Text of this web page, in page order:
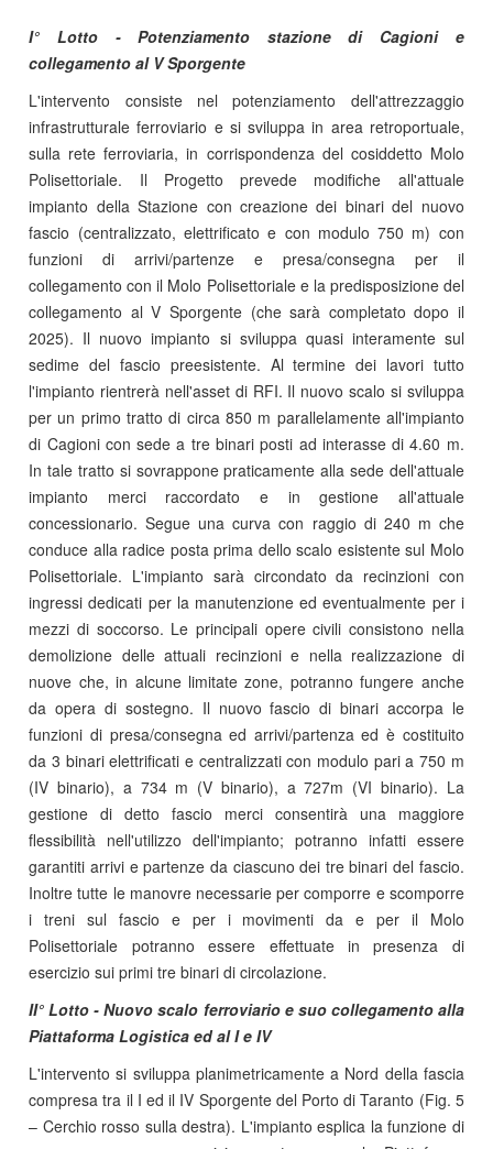
I° Lotto - Potenziamento stazione di Cagioni e
collegamento al V Sporgente
L'intervento consiste nel potenziamento dell'attrezzaggio
infrastrutturale ferroviario e si sviluppa in area retroportuale,
sulla rete ferroviaria, in corrispondenza del cosiddetto Molo
Polisettoriale. Il Progetto prevede modifiche all'attuale
impianto della Stazione con creazione dei binari del nuovo
fascio (centralizzato, elettrificato e con modulo 750 m) con
funzioni di arrivi/partenze e presa/consegna per il
collegamento con il Molo Polisettoriale e la predisposizione del
collegamento al V Sporgente (che sarà completato dopo il
2025). Il nuovo impianto si sviluppa quasi interamente sul
sedime del fascio preesistente. Al termine dei lavori tutto
l'impianto rientrerà nell'asset di RFI. Il nuovo scalo si sviluppa
per un primo tratto di circa 850 m parallelamente all'impianto
di Cagioni con sede a tre binari posti ad interasse di 4.60 m.
In tale tratto si sovrappone praticamente alla sede dell'attuale
impianto merci raccordato e in gestione all'attuale
concessionario. Segue una curva con raggio di 240 m che
conduce alla radice posta prima dello scalo esistente sul Molo
Polisettoriale. L'impianto sarà circondato da recinzioni con
ingressi dedicati per la manutenzione ed eventualmente per i
mezzi di soccorso. Le principali opere civili consistono nella
demolizione delle attuali recinzioni e nella realizzazione di
nuove che, in alcune limitate zone, potranno fungere anche
da opera di sostegno. Il nuovo fascio di binari accorpa le
funzioni di presa/consegna ed arrivi/partenza ed è costituito
da 3 binari elettrificati e centralizzati con modulo pari a 750 m
(IV binario), a 734 m (V binario), a 727m (VI binario). La
gestione di detto fascio merci consentirà una maggiore
flessibilità nell'utilizzo dell'impianto; potranno infatti essere
garantiti arrivi e partenze da ciascuno dei tre binari del fascio.
Inoltre tutte le manovre necessarie per comporre e scomporre
i treni sul fascio e per i movimenti da e per il Molo
Polisettoriale potranno essere effettuate in presenza di
esercizio sui primi tre binari di circolazione.
II° Lotto - Nuovo scalo ferroviario e suo collegamento alla
Piattaforma Logistica ed al I e IV
L'intervento si sviluppa planimetricamente a Nord della fascia
compresa tra il I ed il IV Sporgente del Porto di Taranto (Fig. 5
– Cerchio rosso sulla destra). L'impianto esplica la funzione di